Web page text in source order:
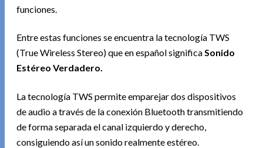
funciones.
Entre estas funciones se encuentra la tecnología TWS
(True Wireless Stereo) que en español significaSonido
Estéreo Verdadero.
La tecnología TWS permite emparejar dos dispositivos
de audio a través de la conexión Bluetooth transmitiendo
de forma separada el canal izquierdo y derecho,
consiguiendo así un sonido realmente estéreo.